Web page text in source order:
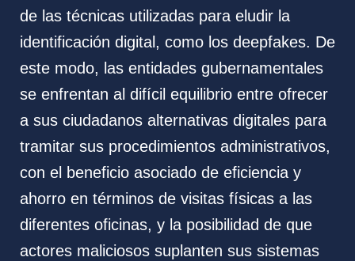
de las técnicas utilizadas para eludir la
identificación digital, como los deepfakes. De
este modo, las entidades gubernamentales
se enfrentan al difícil equilibrio entre ofrecer
a sus ciudadanos alternativas digitales para
tramitar sus procedimientos administrativos,
con el beneficio asociado de eficiencia y
ahorro en términos de visitas físicas a las
diferentes oficinas, y la posibilidad de que
actores maliciosos suplanten sus sistemas